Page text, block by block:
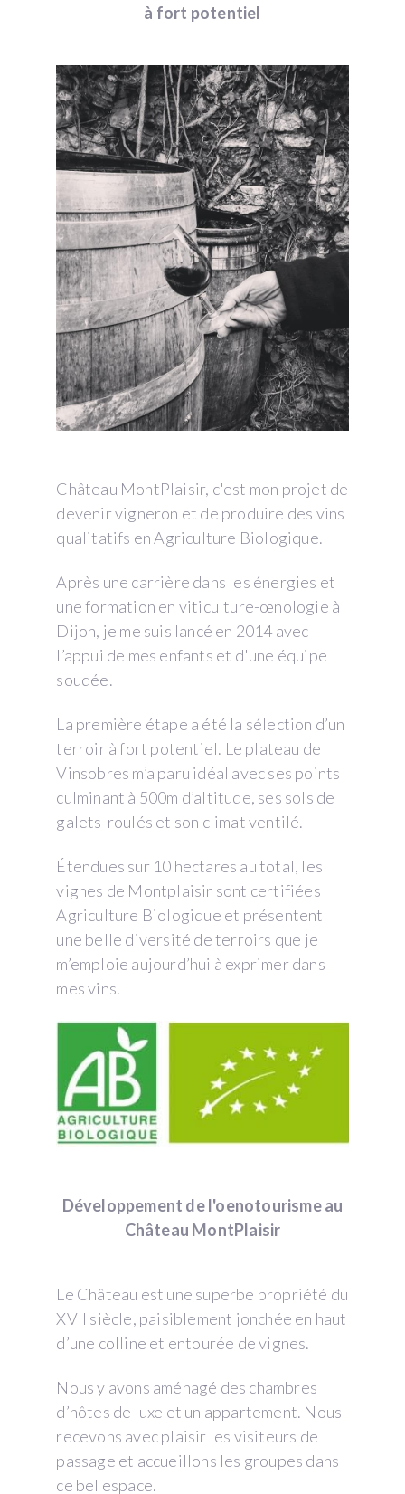
à fort potentiel
Château MontPlaisir, c'est mon projet de
devenir vigneron et de produire des vins
qualitatifs en Agriculture Biologique.
Après une carrière dans les énergies et
une formation en viticulture-œnologie à
Dijon, je me suis lancé en 2014 avec
l’appui de mes enfants et d'une équipe
soudée.
La première étape a été la sélection d’un
terroir à fort potentiel. Le plateau de
Vinsobres m’a paru idéal avec ses points
culminant à 500m d’altitude, ses sols de
galets-roulés et son climat ventilé.
Étendues sur 10 hectares au total, les
vignes de Montplaisir sont certifiées
Agriculture Biologique et présentent
une belle diversité de terroirs que je
m’emploie aujourd’hui à exprimer dans
mes vins.
Développement de l'oenotourisme au
Château MontPlaisir
Le Château est une superbe propriété du
XVII siècle, paisiblement jonchée en haut
d’une colline et entourée de vignes.
Nous y avons aménagé des chambres
d’hôtes de luxe et un appartement. Nous
recevons avec plaisir les visiteurs de
passage et accueillons les groupes dans
ce bel espace.